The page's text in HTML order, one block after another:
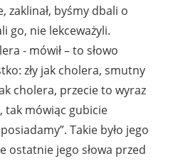
zaklinał, byśmy dbali o
go, nie lekceważyli.
- mówił – to słowo
zły jak cholera, smutny
cholera, przecie to wyraz
tak mówiąc gubicie
Takie było jego
ostatnie jego słowa przed